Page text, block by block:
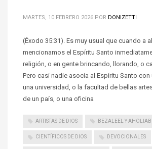
MARTES, 10 FEBRERO 2026 POR DONIZETTI
(Éxodo 35:31). Es muy usual que cuando a
mencionamos el Espíritu Santo
religión, o en gente brincando, llorando, o
Pero casi nadie asocia al Espíritu Santo
una universidad, o la facultad de bellas
de un país, o una oficina
ARTISTAS DE DIOS BEZALEEL Y AHOLIAB
CIENTÍFICOS DE DIOS DEVOCIONALES